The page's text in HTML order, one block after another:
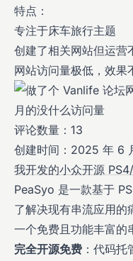
特点：
专注于床车旅行主题
创建了相关网站但运营
网站访问量极低，效果
评论数量：13
创建时间：2025 年 6
我开发的小众开源
PeaSyo 是一款基于
了解决现有串流应用的
一个免费且功能丰富的
完全开源免费 ：代码